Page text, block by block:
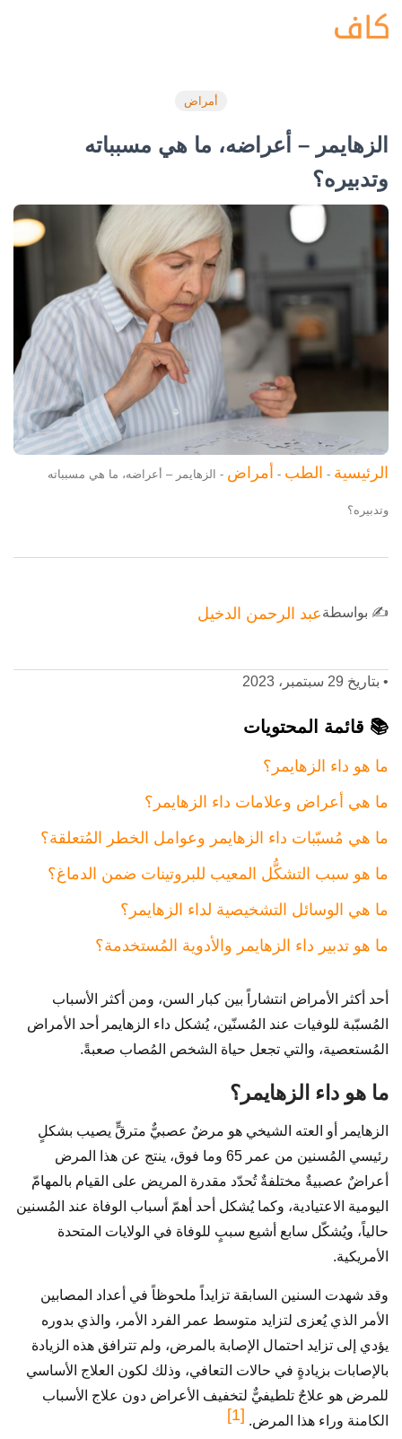
أمراض
الزهايمر – أعراضه، ما هي مسبباته
وتدبيره؟
الرئيسية - الطب - أمراض - الزهايمر – أعراضه، ما هي مسبباته
وتدبيره؟
✍️ بواسطةعبد الرحمن الدخيل
• بتاريخ 29 سبتمبر، 2023
📚 قائمة المحتويات
ما هو داء الزهايمر؟
ما هي أعراض وعلامات داء الزهايمر؟
ما هي مُسبّبات داء الزهايمر وعوامل الخطر المُتعلقة؟
ما هو سبب التشكُّل المعيب للبروتينات ضمن الدماغ؟
ما هي الوسائل التشخيصية لداء الزهايمر؟
ما هو تدبير داء الزهايمر والأدوية المُستخدمة؟
أحد أكثر الأمراض انتشاراً بين كبار السن، ومن أكثر الأسباب
المُسبّبة للوفيات عند المُسنّين، يُشكل داء الزهايمر أحد الأمراض
المُستعصية، والتي تجعل حياة الشخص المُصاب صعبةً.
ما هو داء الزهايمر؟
الزهايمر أو العته الشيخي هو مرضٌ عصبيٌّ مترقٍّ يصيب بشكلٍ
رئيسي المُسنين من عمر 65 وما فوق، ينتج عن هذا المرض
أعراضٌ عصبيةٌ مختلفةٌ تُحدّد مقدرة المريض على القيام بالمهامّ
اليومية الاعتيادية، وكما يُشكل أحد أهمّ أسباب الوفاة عند المُسنين
حالياً، ويُشكّل سابع أشيع سببٍ للوفاة في الولايات المتحدة
الأمريكية.
وقد شهدت السنين السابقة تزايداً ملحوظاً في أعداد المصابين
الأمر الذي يُعزى لتزايد متوسط عمر الفرد الأمر، والذي بدوره
يؤدي إلى تزايد احتمال الإصابة بالمرض، ولم تترافق هذه الزيادة
بالإصابات بزيادةٍ في حالات التعافي، وذلك لكون العلاج الأساسي
للمرض هو علاجٌ تلطيفيٌّ لتخفيف الأعراض دون علاج الأسباب
الكامنة وراء هذا المرض. [1]